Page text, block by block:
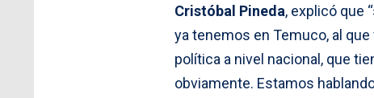
Cristóbal Pineda, explicó que
ya tenemos en Temuco, al
política a nivel nacional, que
obviamente. Estamos